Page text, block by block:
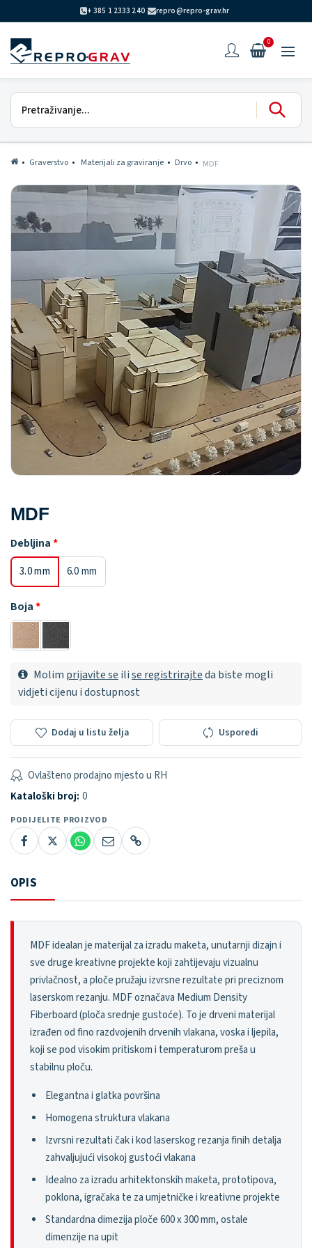
+ 385 1 2333 240 repro@repro-grav.hr
0
Graverstvo Materijali za graviranje Drvo MDF
MDF
Debljina
3.0 mm 6.0 mm
Boja
Molim prijavite se ilise registrirajteda biste mogli
vidjeti cijenu i dostupnost
Dodaj u listu želja Usporedi
Ovlašteno prodajno mjesto u RH
Kataloški broj: 0
PODIJELITE PROIZVOD
OPIS
MDF idealan je materijal za izradu maketa, unutarnji dizajn i
sve druge kreativne projekte koji zahtijevaju vizualnu
privlačnost, a ploče pružaju izvrsne rezultate pri preciznom
laserskom rezanju. MDF označava Medium Density
Fiberboard (ploča srednje gustoće). To je drveni materijal
izrađen od fino razdvojenih drvenih vlakana, voska i ljepila,
koji se pod visokim pritiskom i temperaturom preša u
stabilnu ploču.
Elegantna i glatka površina
Homogena struktura vlakana
Izvrsni rezultati čak i kod laserskog rezanja finih detalja
zahvaljujući visokoj gustoći vlakana
Idealno za izradu arhitektonskih maketa, prototipova,
poklona, igračaka te za umjetničke i kreativne projekte
Standardna dimezija ploče 600 x 300 mm, ostale
dimenzije na upit